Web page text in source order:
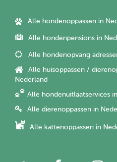
Alle hondenoppassen in
Alle hondenpensions in
Alle hondenopvang
Alle huisoppassen /
Nederland
Alle hondenuitlaatservices
Alle dierenoppassen in
Alle kattenoppassen in